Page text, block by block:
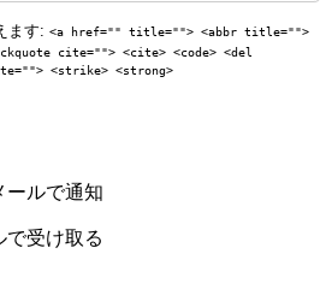
ます: <a href="" title=""> <abbr title="">
cite=""> <cite> <code> <del
<strike> <strong>
ールで通知
で受け取る